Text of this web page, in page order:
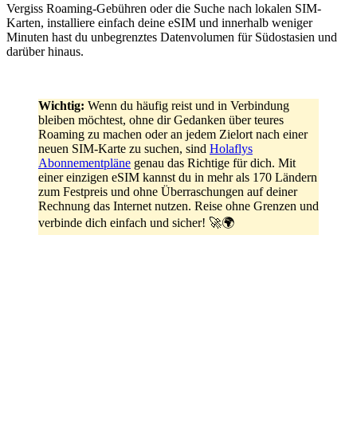
Vergiss Roaming-Gebühren oder die Suche nach lokalen SIM-
Karten, installiere einfach deine eSIM und innerhalb weniger
Minuten hast du unbegrenztes Datenvolumen für Südostasien und
darüber hinaus.
Wichtig: Wenn du häufig reist und in Verbindung
bleiben möchtest, ohne dir Gedanken über teures
Roaming zu machen oder an jedem Zielort nach einer
neuen SIM-Karte zu suchen, sind Holaflys
Abonnementpläne genau das Richtige für dich. Mit
einer einzigen eSIM kannst du in mehr als 170 Ländern
zum Festpreis und ohne Überraschungen auf deiner
Rechnung das Internet nutzen. Reise ohne Grenzen und
verbinde dich einfach und sicher! 🚀🌍